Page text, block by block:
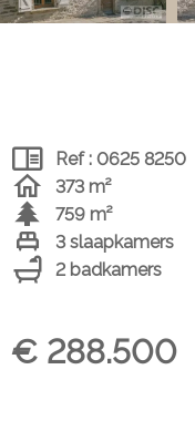
Ref : 0625 8250
373 m²
759 m²
3 slaapkamers
2 badkamers
€ 288.500